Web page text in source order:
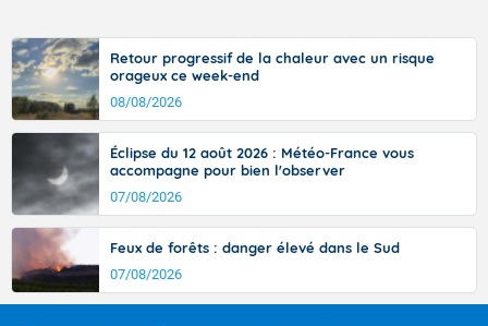
Retour progressif de la chaleur avec un risque
orageux ce week-end
08/08/2026
Éclipse du 12 août 2026 : Météo-France vous
accompagne pour bien l'observer
07/08/2026
Feux de forêts : danger élevé dans le Sud
07/08/2026